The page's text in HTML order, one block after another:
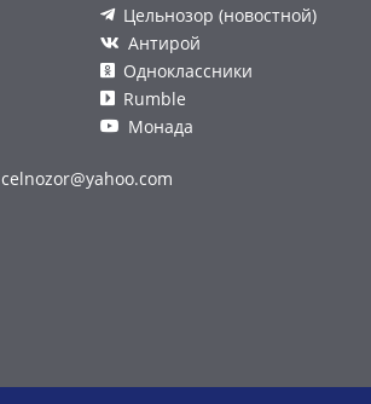
Цельнозор (новостной)
Антирой
Одноклассники
Rumble
Монада
celnozor@yahoo.com